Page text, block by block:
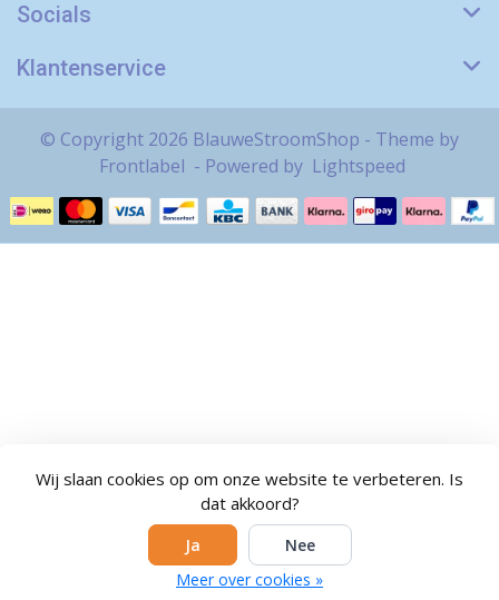
Wij slaan cookies op om onze website te verbeteren. Is
dat akkoord?
Ja
Nee
Meer over cookies »
Socials
Klantenservice
© Copyright 2026 BlauweStroomShop - Theme by
Frontlabel - Powered by Lightspeed